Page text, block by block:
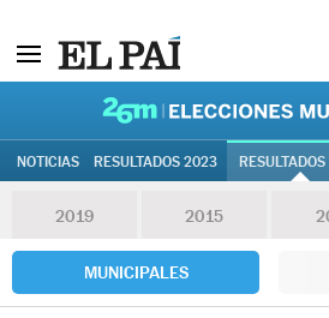
NOTICIAS RESULTADOS 2023
2019 2015
MUNICIPALES